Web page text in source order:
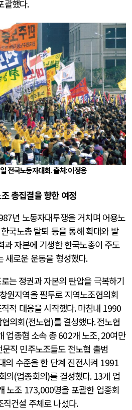
괄했다.
일 전국노동자대회. 출처: 이정용
총집결을 향한 여정
년 노동자대투쟁을 거치며 어용노
한국노총 탈퇴 등을 통해 확대와 발
과 자본에 기생한 한국노총이 주도
새로운 운동을 형성했다.
는 정권과 자본의 탄압을 극복하기
창원지역을 필두로 지역노조협의회
적 대응을 시작했다.마침내 1990
의회(전노협)를 결성했다.전노협
업종협 소속 총602개 노조, 20여만
직 민주노조들도 전노협 출범
의 수준을 한 단계 진전시켜 1991
의(업종회의)를 결성했다. 13개 업
노조 173,000명을 포괄한 업종회
건설 주체로 나섰다.